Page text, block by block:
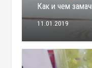
Как и чем
11.01.2019